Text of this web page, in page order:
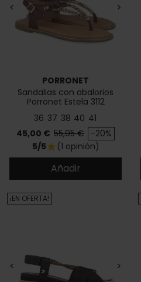
< >
PORRONET
Sandalias con abalorios
Porronet Estela 3112
36 37 38 40 41
Precio
45,00 € Precio base
55,95 € -20%
5/5star (1 opinión)
Añadir
< >
¡EN OFERTA!